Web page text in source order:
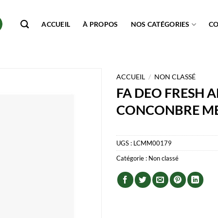
ACCUEIL À PROPOS NOS CATÉGORIES
ACCUEIL / NON CLASSÉ
FA DEO FRESH
CONCONBRE
UGS : LCMM00179
Catégorie : Non classé